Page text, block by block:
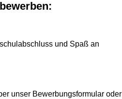
und Spaß an
unser Bewerbungsformular oder